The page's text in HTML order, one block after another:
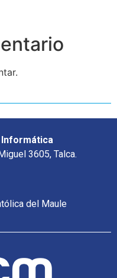
Informática
3605, Talca.
del Maule